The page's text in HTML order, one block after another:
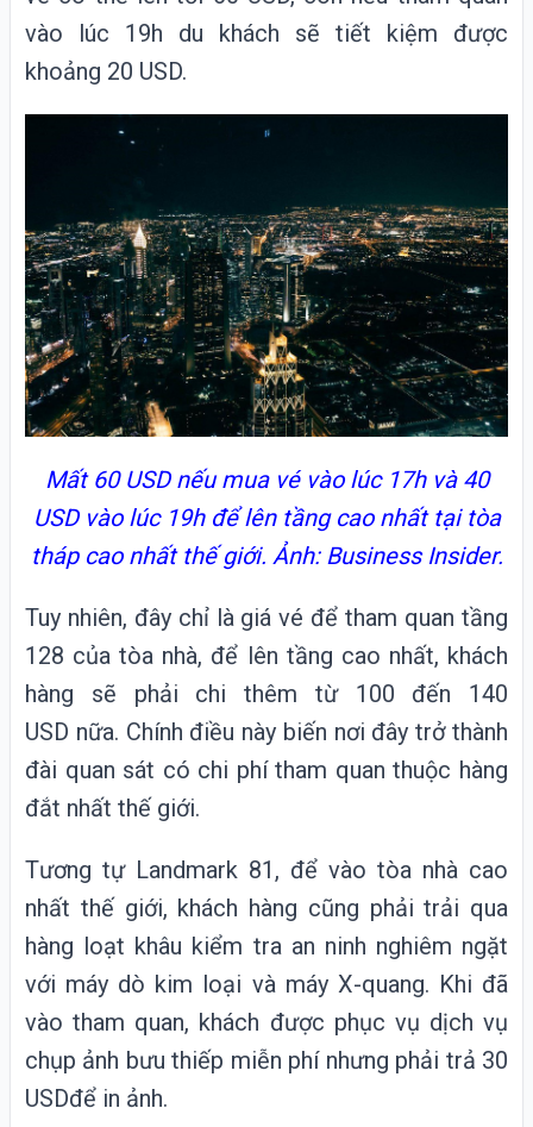
vào lúc 19h du khách sẽ tiết kiệm được
khoảng 20 USD.
Mất 60 USD nếu mua vé vào lúc 17h và 40
USD vào lúc 19h để lên tầng cao nhất tại tòa
tháp cao nhất thế giới. Ảnh: Business Insider.
Tuy nhiên, đây chỉ là giá vé để tham quan tầng
128 của tòa nhà, để lên tầng cao nhất, khách
hàng sẽ phải chi thêm từ 100 đến 140
USD nữa. Chính điều này biến nơi đây trở thành
đài quan sát có chi phí tham quan thuộc hàng
đắt nhất thế giới.
Tương tự Landmark 81, để vào tòa nhà cao
nhất thế giới, khách hàng cũng phải trải qua
hàng loạt khâu kiểm tra an ninh nghiêm ngặt
với máy dò kim loại và máy X-quang. Khi đã
vào tham quan, khách được phục vụ dịch vụ
chụp ảnh bưu thiếp miễn phí nhưng phải trả 30
USDđể in ảnh.